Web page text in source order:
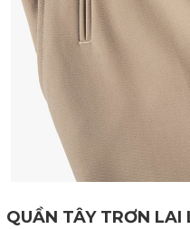
QUẦN TÂY TRƠN